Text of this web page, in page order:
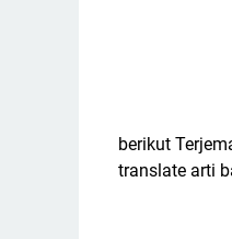
berikut
translate arti